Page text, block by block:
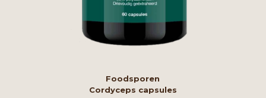
Foodsporen
Cordyceps capsules